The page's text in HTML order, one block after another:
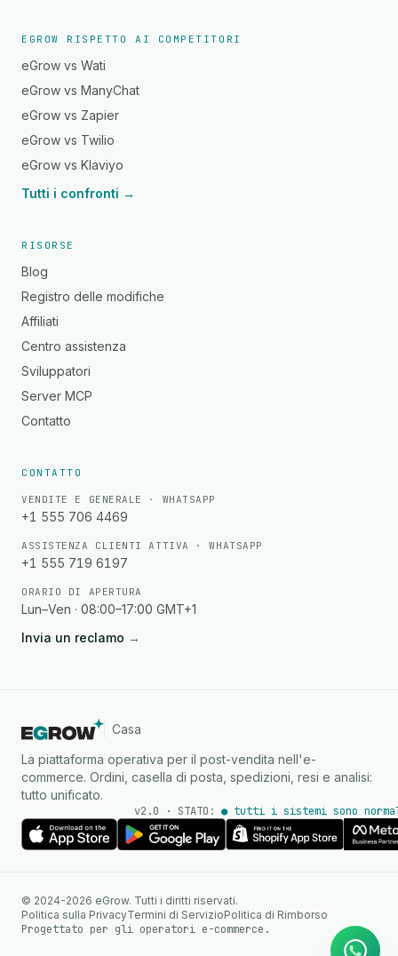
EGROW RISPETTO AI COMPETITORI
eGrow vs Wati
eGrow vs ManyChat
eGrow vs Zapier
eGrow vs Twilio
eGrow vs Klaviyo
Tutti i confronti →
RISORSE
Blog
Registro delle modifiche
Affiliati
Centro assistenza
Sviluppatori
Server MCP
Contatto
CONTATTO
VENDITE E GENERALE · WHATSAPP
+1 555 706 4469
ASSISTENZA CLIENTI ATTIVA · WHATSAPP
+1 555 719 6197
ORARIO DI APERTURA
Lun–Ven · 08:00–17:00 GMT+1
Invia un reclamo →
Casa
La piattaforma operativa per il post-vendita nell'e-
commerce. Ordini, casella di posta, spedizioni, resi e analisi:
tutto unificato.
v2.0 · STATO: ● tutti i sistemi sono
© 2024-2026 eGrow. Tutti i diritti riservati.
Politica sulla PrivacyTermini di ServizioPolitica di Rimborso
Progettato per gli operatori e-commerce.
WhatsApp